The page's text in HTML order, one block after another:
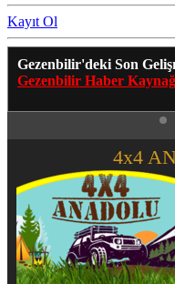
Kayıt Ol
Gezenbilir'deki Son
Gezenbilir Haber
4x4
Yeni Üye ·
Katılım
28
Son
20